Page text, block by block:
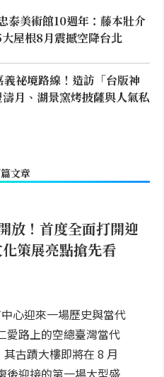
泰美術館10週年：藤本壯介
屋根8月震撼空降台北
祕境路線！造訪「台版神
月、湖景窯烤披薩與人氣私
文章
放！首度全面打開迎
策展亮點搶先看
心迎來一場歷史與當代
愛路上的空總臺灣當代
古蹟大樓即將在 8 月
後迎接的第一場大型盛